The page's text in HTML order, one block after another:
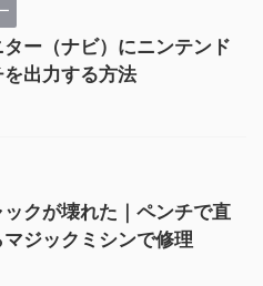
ー（ナビ）にニンテンド
出力する方法
クが壊れた｜ペンチで直
マジックミシンで修理